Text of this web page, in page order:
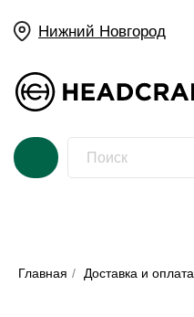
Нижний Новгород
Главная / Доставка и оплата